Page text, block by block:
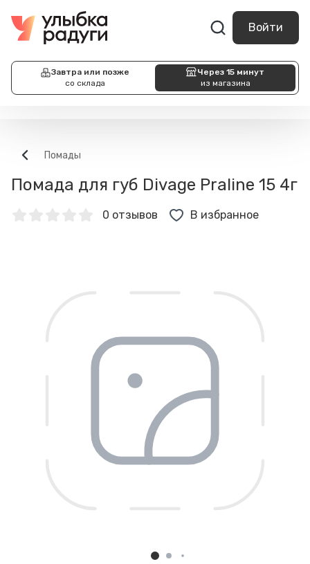
Войти
Завтра или позже
со склада
Через 15 минут
из магазина
Помады
Помада для губ Divage Praline 15 4г
0 отзывов В избранное